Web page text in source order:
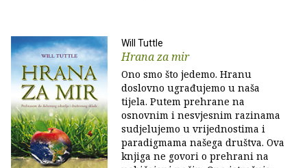
Will Tuttle
Hrana za mir
Ono smo što jedemo. Hranu
doslovno ugrađujemo u naša
tijela. Putem prehrane na
osnovnim i nesvjesnim razinama
sudjelujemo u vrijednostima i
paradigmama našega društva. Ova
knjiga ne govori o prehrani na